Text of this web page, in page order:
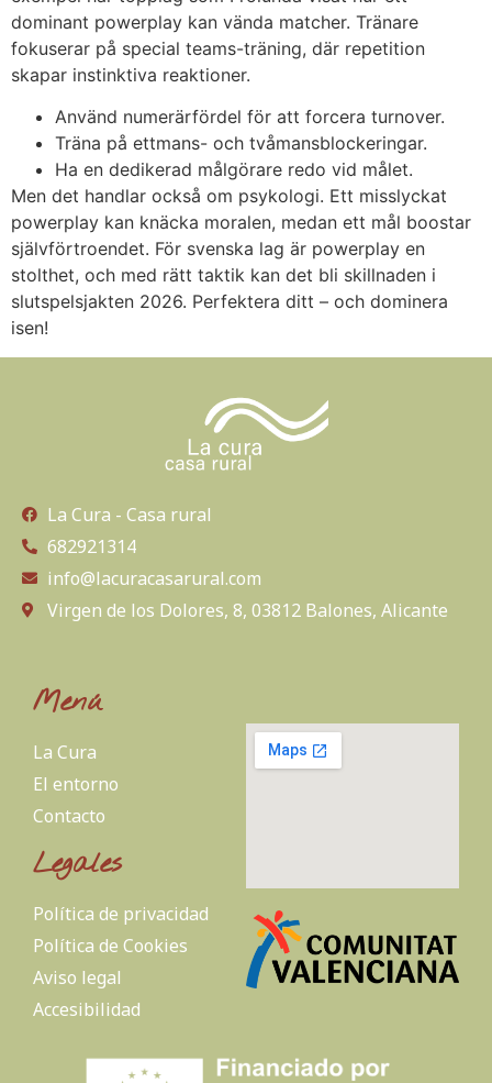
dominant powerplay kan vända matcher. Tränare
fokuserar på special teams-träning, där repetition
skapar instinktiva reaktioner.
Använd numerärfördel för att forcera turnover.
Träna på ettmans- och tvåmansblockeringar.
Ha en dedikerad målgörare redo vid målet.
Men det handlar också om psykologi. Ett misslyckat
powerplay kan knäcka moralen, medan ett mål boostar
självförtroendet. För svenska lag är powerplay en
stolthet, och med rätt taktik kan det bli skillnaden i
slutspelsjakten 2026. Perfektera ditt – och dominera
isen!
La Cura - Casa rural
682921314
info@lacuracasarural.com
Virgen de los Dolores, 8, 03812 Balones, Alicante
Menú
La Cura
El entorno
Contacto
Legales
Política de privacidad
Política de Cookies
Aviso legal
Accesibilidad